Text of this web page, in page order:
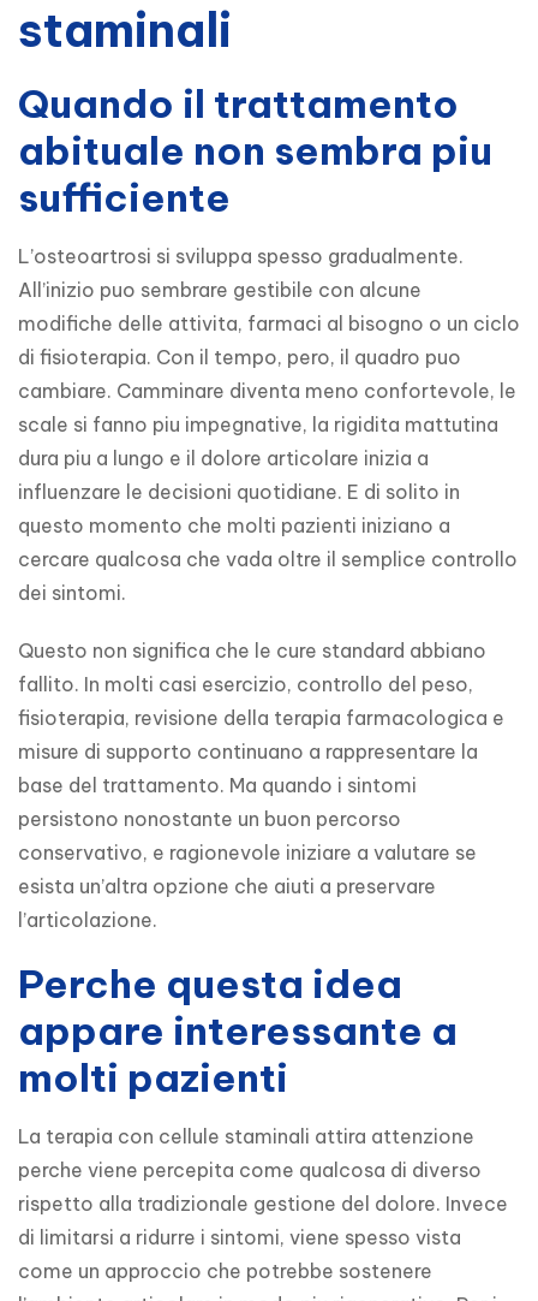
staminali
Quando il trattamento
abituale non sembra piu
sufficiente
L’osteoartrosi si sviluppa spesso gradualmente.
All’inizio puo sembrare gestibile con alcune
modifiche delle attivita, farmaci al bisogno o un ciclo
di fisioterapia. Con il tempo, pero, il quadro puo
cambiare. Camminare diventa meno confortevole, le
scale si fanno piu impegnative, la rigidita mattutina
dura piu a lungo e il dolore articolare inizia a
influenzare le decisioni quotidiane. E di solito in
questo momento che molti pazienti iniziano a
cercare qualcosa che vada oltre il semplice controllo
dei sintomi.
Questo non significa che le cure standard abbiano
fallito. In molti casi esercizio, controllo del peso,
fisioterapia, revisione della terapia farmacologica e
misure di supporto continuano a rappresentare la
base del trattamento. Ma quando i sintomi
persistono nonostante un buon percorso
conservativo, e ragionevole iniziare a valutare se
esista un’altra opzione che aiuti a preservare
l’articolazione.
Perche questa idea
appare interessante a
molti pazienti
La terapia con cellule staminali attira attenzione
perche viene percepita come qualcosa di diverso
rispetto alla tradizionale gestione del dolore. Invece
di limitarsi a ridurre i sintomi, viene spesso vista
come un approccio che potrebbe sostenere